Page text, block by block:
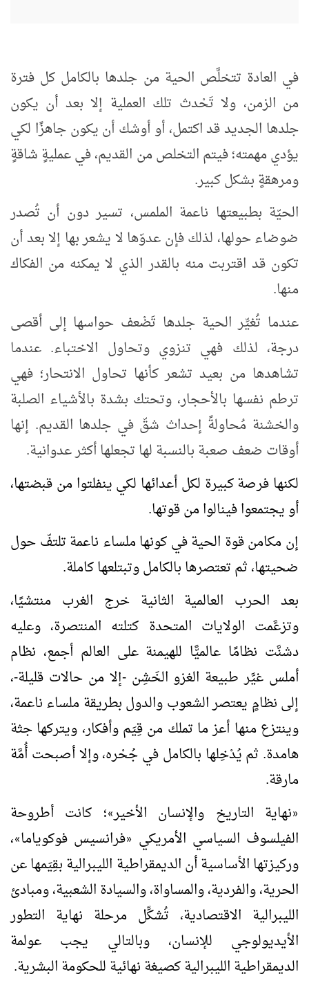
في العادة تتخلَّص الحية من جلدها بالكامل كل فترة
من الزمن، ولا تَحْدث تلك العملية إلا بعد أن يكون
جلدها الجديد قد اكتمل، أو أوشك أن يكون جاهزًا لكي
يؤدي مهمته؛ فيتم التخلص من القديم، في عمليةٍ شاقةٍ
ومرهقةٍ بشكل كبير.
الحيّة بطبيعتها ناعمة الملمس، تسير دون أن تُصدر
ضوضاء حولها، لذلك فإن عدوّها لا يشعر بها إلا بعد أن
تكون قد اقتربت منه بالقدر الذي لا يمكنه من الفكاك
منها.
عندما تُغيِّر الحية جلدها تَضْعف حواسها إلى أقصى
درجة، لذلك فهي تنزوي وتحاول الاختباء. عندما
تشاهدها من بعيد تشعر كأنها تحاول الانتحار؛ فهي
ترطم نفسها بالأحجار، وتحتك بشدة بالأشياء الصلبة
والخشنة مُحاولةً إحداث شقّ في جلدها القديم. إنها
أوقات ضعف صعبة بالنسبة لها تجعلها أكثر عدوانية.
لكنها فرصة كبيرة لكل أعدائها لكي ينفلتوا من قبضتها،
أو يجتمعوا فينالوا من قوتها.
إن مكامن قوة الحية في كونها ملساء ناعمة تلتفّ حول
ضحيتها، ثم تعتصرها بالكامل وتبتلعها كاملة.
بعد الحرب العالمية الثانية خرج الغرب منتشيًا،
وتزعَّمت الولايات المتحدة كتلته المنتصرة، وعليه
دشنَّت نظامًا عالميًّا للهيمنة على العالم أجمع، نظام
أملس غيَّر طبيعة الغزو الخَشِن -إلا من حالات قليلة-،
إلى نظامٍ يعتصر الشعوب والدول بطريقة ملساء ناعمة،
وينتزع منها أعز ما تملك من قِيَم وأفكار، ويتركها جثة
هامدة. ثم يُدْخِلها بالكامل في جُحْره، وإلا أصبحت أُمَّة
مارقة.
«نهاية التاريخ والإنسان الأخير»؛ كانت أطروحة
الفيلسوف السياسي الأمريكي
«فرانسيس فوكوياما»،
وركيزتها الأساسية أن الديمقراطية الليبرالية بقِيَمها عن
الحرية، والفردية، والمساواة، والسيادة الشعبية، ومبادئ
الليبرالية الاقتصادية، تُشكِّل مرحلة نهاية التطور
الأيديولوجي للإنسان، وبالتالي يجب عولمة
الديمقراطية الليبرالية كصيغة نهائية للحكومة البشرية.